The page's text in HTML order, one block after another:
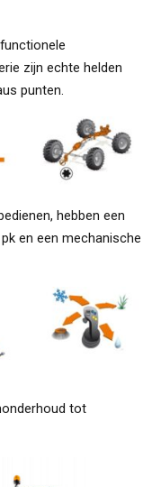
zijn echte helden
punten.
hebben een
en een mechanische
tot